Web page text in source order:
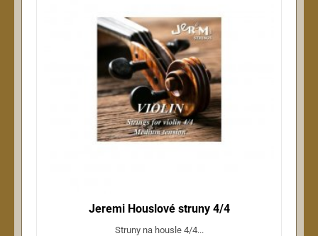
Jeremi Houslové struny 4/4
Struny na housle 4/4...